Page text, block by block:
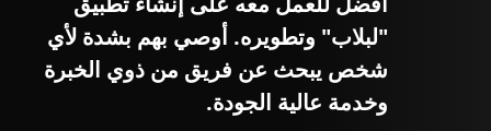
"لبلاب" وتطويره. أوصي بهم بشدة لأي
شخص يبحث عن فريق من ذوي الخبرة
وخدمة عالية الجودة.